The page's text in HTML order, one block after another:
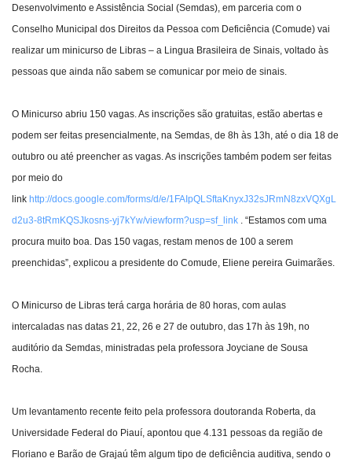
Desenvolvimento e Assistência Social (Semdas), em parceria com o
Conselho Municipal dos Direitos da Pessoa com Deficiência (Comude) vai
realizar um minicurso de Libras – a Lingua Brasileira de Sinais, voltado às
pessoas que ainda não sabem se comunicar por meio de sinais.
O Minicurso abriu 150 vagas. As inscrições são gratuitas, estão abertas e
podem ser feitas presencialmente, na Semdas, de 8h às 13h, até o dia 18 de
outubro ou até preencher as vagas. As inscrições também podem ser feitas
por meio do
link http://docs.google.com/forms/d/e/1FAIpQLSftaKnyxJ32sJRmN8zxVQXgL
d2u3-8tRmKQSJkosns-yj7kYw/viewform?usp=sf_link . “Estamos com uma
procura muito boa. Das 150 vagas, restam menos de 100 a serem
preenchidas”, explicou a presidente do Comude, Eliene pereira Guimarães.
O Minicurso de Libras terá carga horária de 80 horas, com aulas
intercaladas nas datas 21, 22, 26 e 27 de outubro, das 17h às 19h, no
auditório da Semdas, ministradas pela professora Joyciane de Sousa
Rocha.
Um levantamento recente feito pela professora doutoranda Roberta, da
Universidade Federal do Piauí, apontou que 4.131 pessoas da região de
Floriano e Barão de Grajaú têm algum tipo de deficiência auditiva, sendo o